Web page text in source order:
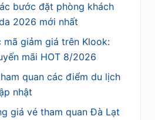
bước đặt phòng khách
2026 mới nhất
mã giảm giá trên Klook:
mãi HOT 8/2026
quan các điểm du lịch
nhật
giá vé tham quan Đà Lạt